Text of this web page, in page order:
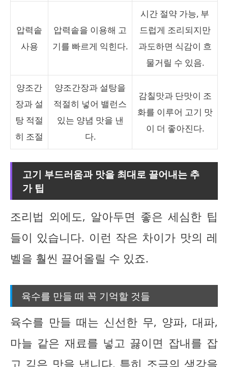
압력솥
사용
압력솥을 이용해 고
기를 빠르게 익힌다.
시간 절약 가능, 부
드럽게 조리되지만
과도하면 식감이 흐
물거릴 수 있음.
양조간
장과 설
탕 적절
히 조절
양조간장과 설탕을
적절히 넣어 밸런스
있는 양념 맛을 낸
다.
감칠맛과 단맛이 조
화를 이루어 고기 맛
이 더 좋아진다.
고기 부드러움과 맛을 최대로 끌어내는 추
가 팁
조리법 외에도, 알아두면 좋은 세심한 팁
들이 있습니다. 이런 작은 차이가 맛의 레
벨을 훨씬 끌어올릴 수 있죠.
육수를 만들 때 꼭 기억할 것들
육수를 만들 때는 신선한 무, 양파, 대파,
마늘 같은 재료를 넣고 끓이면 잡내를 잡
고 깊은 맛을 냅니다. 특히 조금의 생강을